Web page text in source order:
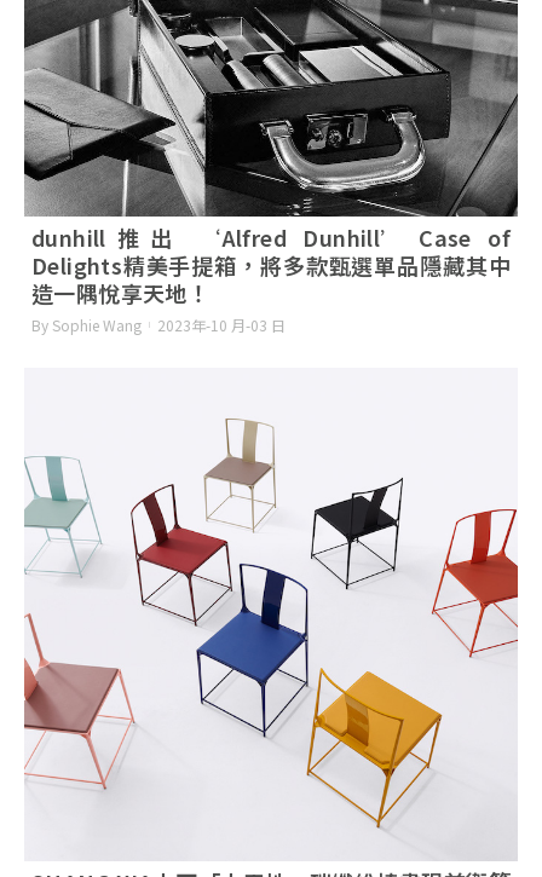
dunhill推出 ‘Alfred Dunhill’ Case of
Delights精美手提箱，將多款甄選單品隱藏其中
造一隅悅享天地！
By Sophie Wang 2023年-10 月-03 日